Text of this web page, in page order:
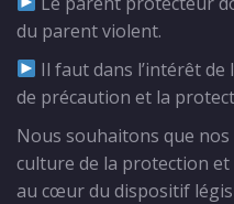
du parent violent.
Il faut dans l’intérêt
de précaution et la
Nous souhaitons que
culture de la protection et
au cœur du dispositif